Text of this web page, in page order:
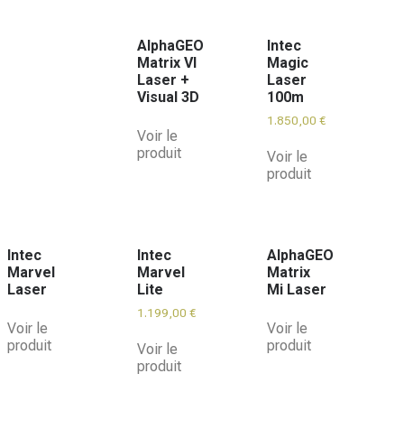
AlphaGEO
Matrix VI
Laser +
Visual 3D
Voir le
produit
Intec
Magic
Laser
100m
1.850,00 €
Voir le
produit
Intec
Marvel
Laser
Voir le
produit
Intec
Marvel
Lite
1.199,00 €
Voir le
produit
AlphaGEO
Matrix
Mi Laser
Voir le
produit